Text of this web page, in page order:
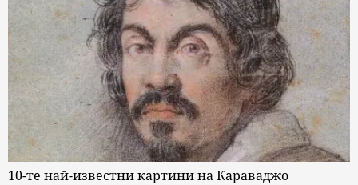
10-те най-известни картини на Караваджо